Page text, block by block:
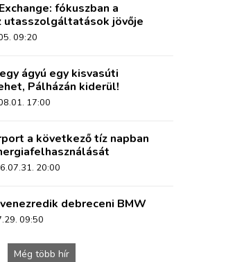
fókuszban a
utasszolgáltatások jövője
09:20
ágyú egy kisvasúti
Pálházán kiderül!
17:00
a következő tíz napban
20:00
debreceni BMW
09:50
Még több hír